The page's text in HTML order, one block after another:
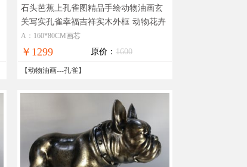
石头芭蕉上孔雀图精品手绘动物油画玄
关写实孔雀幸福吉祥实木外框 动物花卉
手绘油画孔雀图
A：160*80CM画芯
￥1299 原价： 1600
【动物油画---孔雀 】